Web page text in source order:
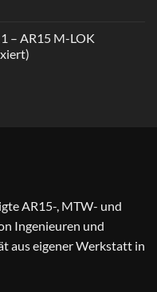
– AR15 M-LOK
AR15-, MTW- und
Ingenieuren und
aus eigener Werkstatt in